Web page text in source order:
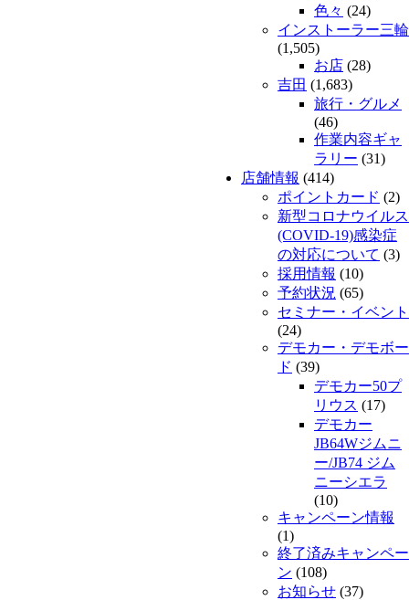
色々 (24)
インストーラー三輪
(1,505)
お店 (28)
吉田 (1,683)
旅行・グルメ
(46)
作業内容ギャ
ラリー (31)
店舗情報 (414)
ポイントカード (2)
新型コロナウイルス
(COVID-19)感染症
の対応について (3)
採用情報 (10)
予約状況 (65)
セミナー・イベント
(24)
デモカー・デモボー
ド (39)
デモカー50プ
リウス (17)
デモカー
JB64Wジムニ
ー/JB74 ジム
ニーシエラ
(10)
キャンペーン情報
(1)
終了済みキャンペー
ン (108)
お知らせ (37)